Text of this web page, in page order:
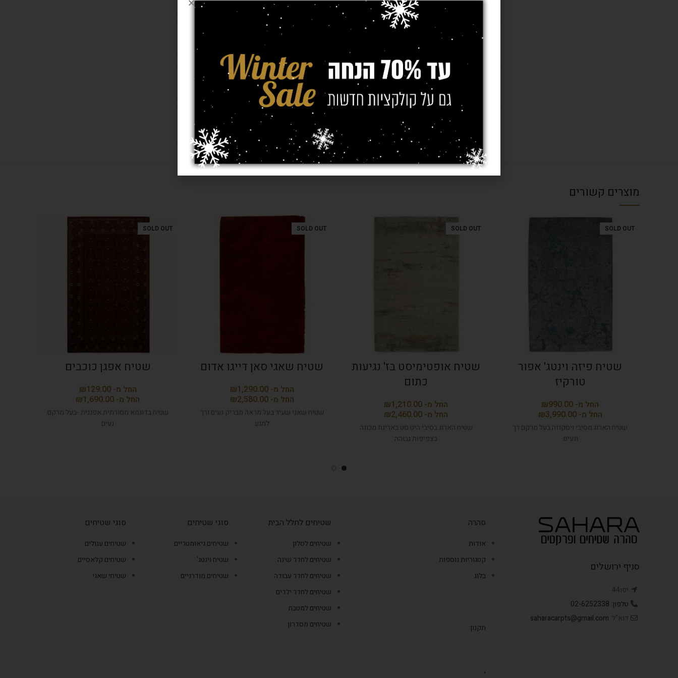
חומר
1.40/1.90
1.60/2.30
עובי שטיח 15 מ"מ
מוצרים קשורים
SOLD OUT
שטיח פיזה וינטג' אפור
טורקיז
₪
₪
שטיח הארוג מסיבי ויסקוזה בעל מרקם רך
ונעים.
SOLD OUT
שטיח אופטימיסט בז' נגיעות
כתום
₪
₪
שטיח הארוג בסיבי היט סט באריגת מכונה
בצפיפות גבוהה
SOLD OUT
שטיח שאגי סאן דייגו אדום
₪
₪
שטיח שאגי שעיר בעל מראה מבריק נעים ורך
למגע
SOLD OUT
שטיח אפגן כוכבים
₪
₪
שטיח בדוגמא מסורתית אפגנית -בעל מרקם
נעים
סניף ירושלים
יפו44
טלפון: 02-6252338
דוא"ל: saharacarpts@gmail.com
סהרה
אודות
קטגוריות נוספות
בלוג
תקנון
,
שטיחים לחלל הבית
שטיחים לסלון
שטיחים לחדר שינה
שטיחים לחדר עבודה
שטיחים לחדר ילדים
שטיחים למטבח
שטיחים מסדרון
סוגי שטיחים
שטיחים גיאומטריים
שטיח וינטג'
שטיחים מודרניים
סוגי שטיחים
שטיחים עגולים
שטיחים קלאסיים
שטיחי שאגי